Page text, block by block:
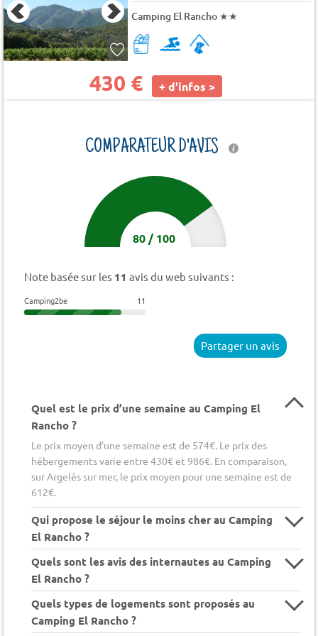
Camping El Rancho ★★
430 € + d'infos >
COMPARATEUR D'AVIS
80/100
Note basée sur les 11 avis du web suivants :
Camping2be 11
Partager un avis
Quel est le prix d’une semaine au Camping El
Rancho ?
Le prix moyen d’une semaine est de 574€. Le prix des
hébergements varie entre 430€ et 986€. En comparaison,
sur Argelès sur mer, le prix moyen pour une semaine est de
612€.
Qui propose le séjour le moins cher au Camping
El Rancho ?
Quels sont les avis des internautes au Camping
El Rancho ?
Quels types de logements sont proposés au
Camping El Rancho ?